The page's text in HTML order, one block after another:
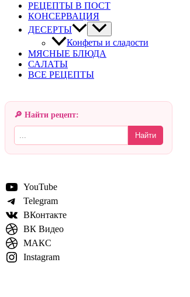
РЕЦЕПТЫ В ПОСТ
КОНСЕРВАЦИЯ
ДЕСЕРТЫ
Конфеты и сладости
МЯСНЫЕ БЛЮДА
САЛАТЫ
ВСЕ РЕЦЕПТЫ
🔎 Найти рецепт:
Найти
YouTube
Telegram
ВКонтакте
ВК Видео
МАКС
Instagram